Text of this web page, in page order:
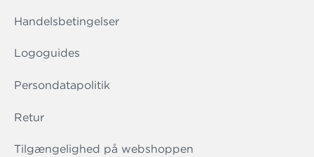
Handelsbetingelser
Logoguides
Persondatapolitik
Retur
Tilgængelighed på webshoppen